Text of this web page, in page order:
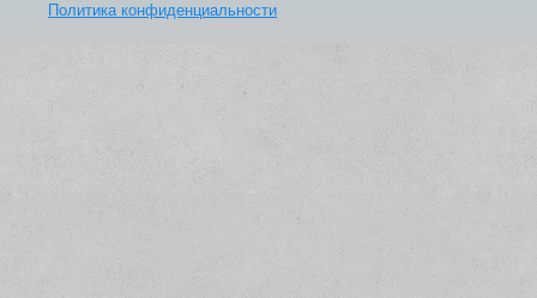
Политика конфиденциальности